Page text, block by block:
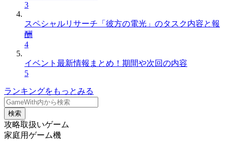
3
スペシャルリサーチ「彼方の電光」のタスク内容と報
酬
4
イベント最新情報まとめ！期間や次回の内容
5
ランキングをもっとみる
検索
攻略取扱いゲーム
家庭用ゲーム機